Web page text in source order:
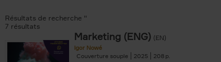
Résultats de recherche ''
7 résultats
Marketing (ENG) (EN)
Igor Nowé
Couverture souple
2025 208